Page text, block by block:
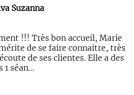
Suzanna
!!! Très bon accueil, Marie
de se faire connaitre, très
de ses clientes. Elle a des
séan...